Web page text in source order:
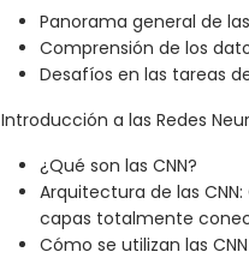
Panorama general de
Comprensión de los
Desafíos en las tareas
Introducción a las Redes
¿Qué son las CNN?
Arquitectura de las
capas totalmente
Cómo se utilizan las